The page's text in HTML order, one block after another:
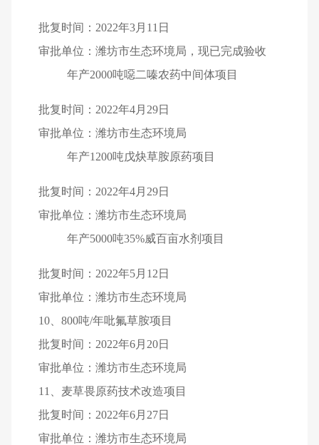
批复时间：2022年3月11日
审批单位：潍坊市生态环境局，现已完成验收
年产2000吨噁二嗪农药中间体项目
批复时间：2022年4月29日
审批单位：潍坊市生态环境局
年产1200吨戊炔草胺原药项目
批复时间：2022年4月29日
审批单位：潍坊市生态环境局
年产5000吨35%威百亩水剂项目
批复时间：2022年5月12日
审批单位：潍坊市生态环境局
10 、800吨/年吡氟草胺项目
批复时间：2022年6月20日
审批单位：潍坊市生态环境局
11
、麦草畏原药技术改造项目
批复时间：2022年6月27日
审批单位：潍坊市生态环境局